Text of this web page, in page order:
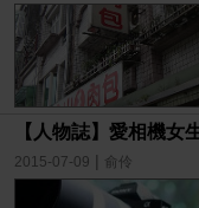
【人物誌】愛相機女
2015-07-09 | 俞伶